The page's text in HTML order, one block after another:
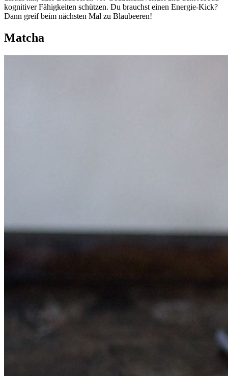
kognitiver Fähigkeiten schützen. Du brauchst einen Energie-Kick?
Dann greif beim nächsten Mal zu Blaubeeren!
Matcha